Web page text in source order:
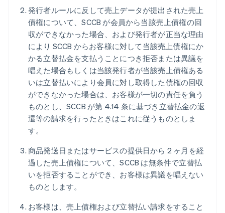
発行者ルールに反して売上データが提出された売上
債権について、SCCB が会員から当該売上債権の回
収ができなかった場合、および発行者が正当な理由
により SCCB からお客様に対して当該売上債権にか
かる立替払金を支払うことにつき拒否または異議を
唱えた場合もしくは当該発行者が当該売上債権ある
いは立替払いにより会員に対し取得した債権の回収
ができなかった場合は、お客様が一切の責任を負う
ものとし、SCCB が第 4.14 条に基づき立替払金の返
還等の請求を行ったときはこれに従うものとしま
す。
商品発送日またはサービスの提供日から 2 ヶ月を経
過した売上債権について、SCCB は無条件で立替払
いを拒否することができ、お客様は異議を唱えない
ものとします。
お客様は、売上債権および立替払い請求をすること